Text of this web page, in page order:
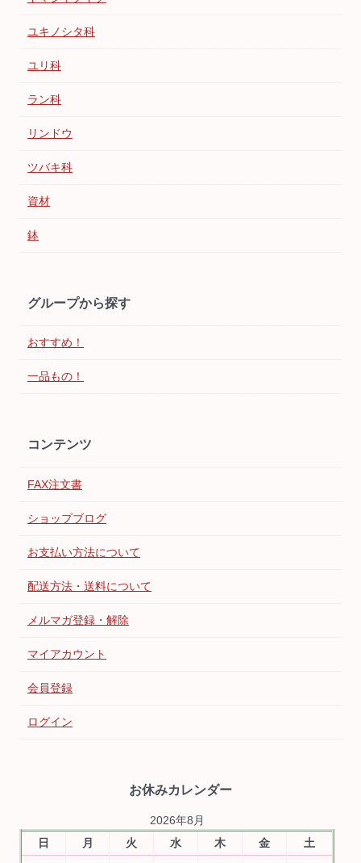
ユキノシタ科
ユリ科
ラン科
リンドウ
ツバキ科
資材
鉢
グループから探す
おすすめ！
一品もの！
コンテンツ
FAX注文書
ショップブログ
お支払い方法について
配送方法・送料について
メルマガ登録・解除
マイアカウント
会員登録
ログイン
お休みカレンダー
2026年8月
日
月 火 水 木 金
土